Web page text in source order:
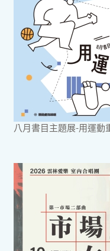
八月書目主題展-用運動